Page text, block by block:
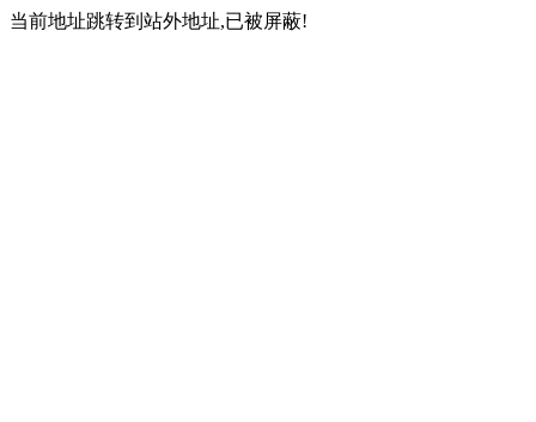
当前地址跳转到站外地址,已被屏蔽!